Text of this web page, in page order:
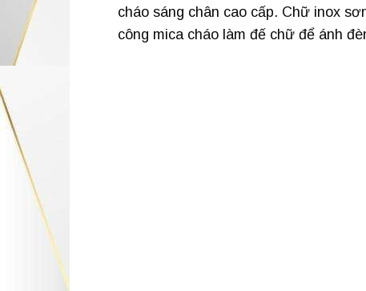
cháo sáng chân cao cấp. Chữ inox
công mica cháo làm đế chữ để ánh